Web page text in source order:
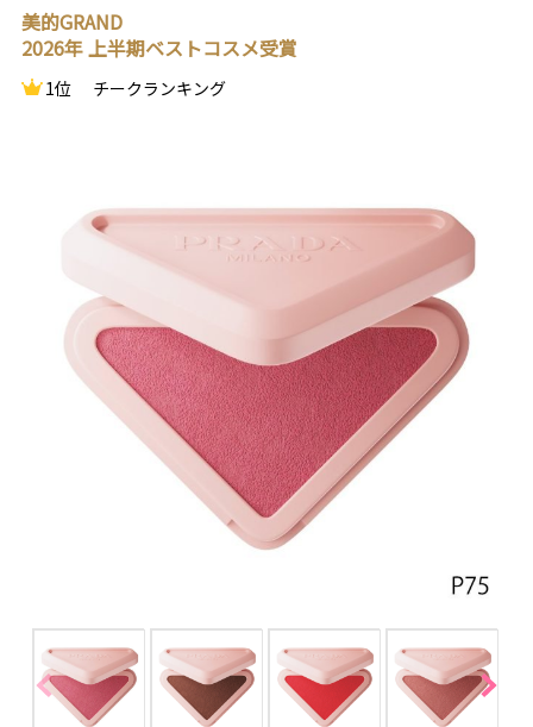
美的GRAND
2026年 上半期ベストコスメ受賞
1位 チークランキング